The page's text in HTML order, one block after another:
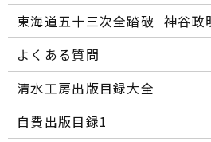
東海道五十三次全踏破 ―― 神谷政
よくある質問
清水工房出版目録大全
自費出版目録1